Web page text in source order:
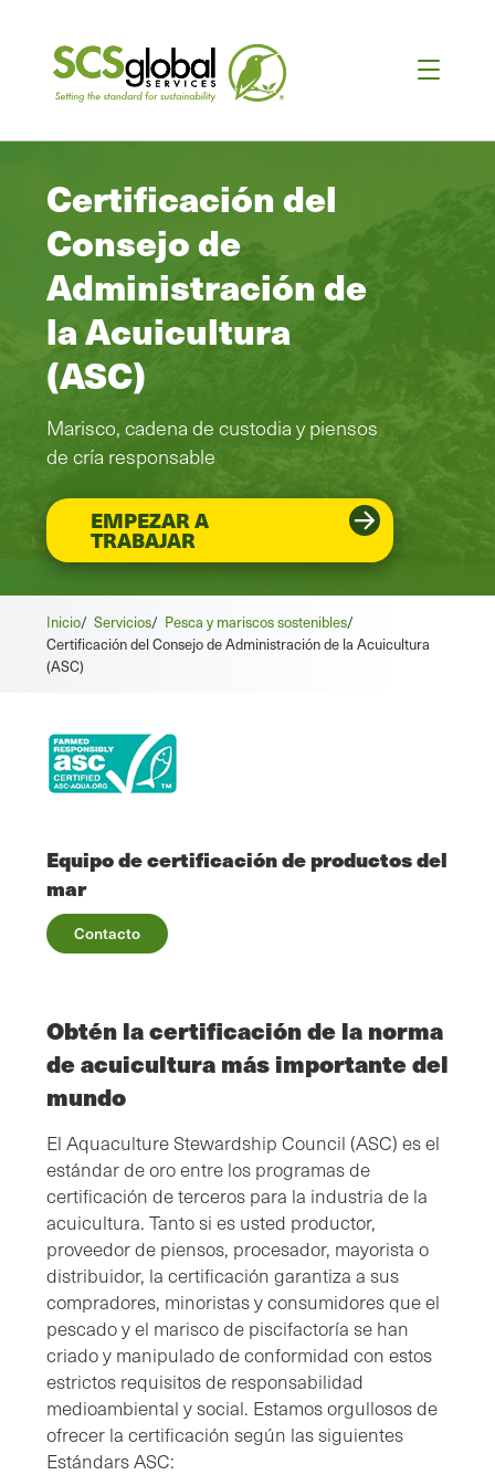
Certificación del
Consejo de
Administración de
la Acuicultura
(ASC)
Marisco, cadena de custodia y piensos
de cría responsable
EMPEZAR A
TRABAJAR
Inicio/ Servicios/ Pesca y mariscos sostenibles/
Certificación del Consejo de Administración de la Acuicultura
(ASC)
Equipo de certificación de productos del
mar
Contacto
Obtén la certificación de la norma
de acuicultura más importante del
mundo
El Aquaculture Stewardship Council (ASC) es el
estándar de oro entre los programas de
certificación de terceros para la industria de la
acuicultura. Tanto si es usted productor,
proveedor de piensos, procesador, mayorista o
distribuidor, la certificación garantiza a sus
compradores, minoristas y consumidores que el
pescado y el marisco de piscifactoría se han
criado y manipulado de conformidad con estos
estrictos requisitos de responsabilidad
medioambiental y social. Estamos orgullosos de
ofrecer la certificación según las siguientes
Estándars ASC: